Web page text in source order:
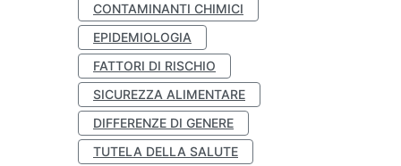
CONTAMINANTI CHIMICI
EPIDEMIOLOGIA
FATTORI DI RISCHIO
SICUREZZA ALIMENTARE
DIFFERENZE DI GENERE
TUTELA DELLA SALUTE